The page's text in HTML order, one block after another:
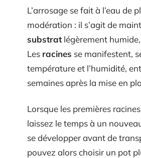
L’arrosage se fait à l’eau de
modération : il s’agit de
substratlégèrement humide,
Les racines se manifestent,
température et l’humidité,
semaines après la mise en
Lorsque les premières
laissez le temps à un
se développer avant de
pouvez alors choisir un pot